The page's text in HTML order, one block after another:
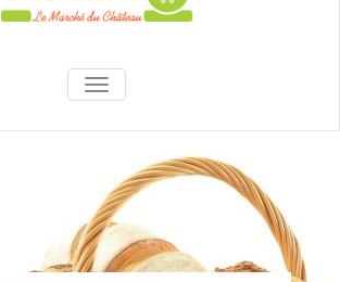
La Superette –
le marché du
château
AFFICHER/MASQUER LA